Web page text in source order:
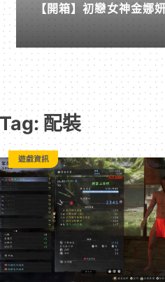
【開箱】初戀女神金娜
柒息地推出「國王燒烤
Tag: 配裝
遊戲資訊